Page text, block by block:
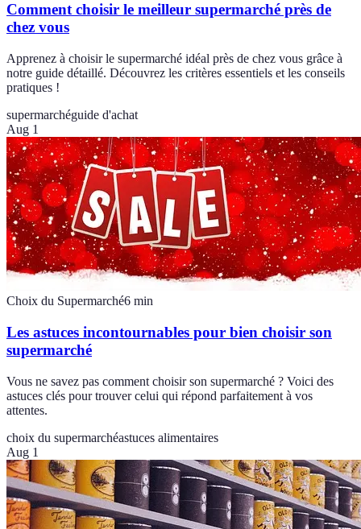
Comment choisir le meilleur supermarché près de
chez vous
Apprenez à choisir le supermarché idéal près de chez vous grâce à
notre guide détaillé. Découvrez les critères essentiels et les conseils
pratiques !
supermarchéguide d'achat
Aug 1
Choix du Supermarché6 min
Les astuces incontournables pour bien choisir son
supermarché
Vous ne savez pas comment choisir son supermarché ? Voici des
astuces clés pour trouver celui qui répond parfaitement à vos
attentes.
choix du supermarchéastuces alimentaires
Aug 1